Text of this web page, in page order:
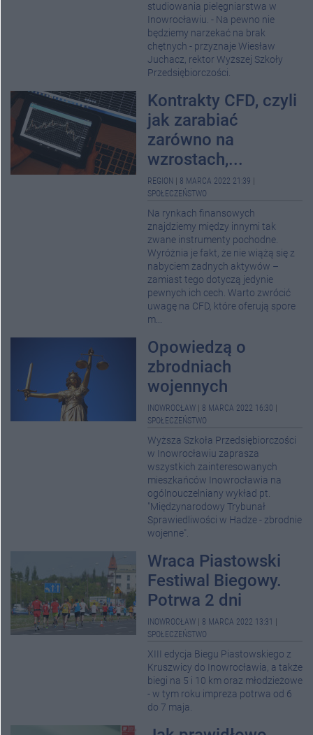
studiowania pielęgniarstwa w
Inowrocławiu. - Na pewno nie
będziemy narzekać na brak
chętnych - przyznaje Wiesław
Juchacz, rektor Wyższej Szkoły
Przedsiębiorczości.
Kontrakty CFD, czyli
jak zarabiać
zarówno na
wzrostach,...
REGION 8 MARCA 2022 21:39
SPOŁECZEŃSTWO
Na rynkach finansowych
znajdziemy między innymi tak
zwane instrumenty pochodne.
Wyróżnia je fakt, że nie wiążą się z
nabyciem żadnych aktywów –
zamiast tego dotyczą jedynie
pewnych ich cech. Warto zwrócić
uwagę na CFD, które oferują spore
m...
Opowiedzą o
zbrodniach
wojennych
INOWROCŁAW 8 MARCA 2022 16:30
SPOŁECZEŃSTWO
Wyższa Szkoła Przedsiębiorczości
w Inowrocławiu zaprasza
wszystkich zainteresowanych
mieszkańców Inowrocławia na
ogólnouczelniany wykład pt.
"Międzynarodowy Trybunał
Sprawiedliwości w Hadze - zbrodnie
wojenne".
Wraca Piastowski
Festiwal Biegowy.
Potrwa 2 dni
INOWROCŁAW 8 MARCA 2022 13:31
SPOŁECZEŃSTWO
XIII edycja Biegu Piastowskiego z
Kruszwicy do Inowrocławia, a także
biegi na 5 i 10 km oraz młodzieżowe
- w tym roku impreza potrwa od 6
do 7 maja.